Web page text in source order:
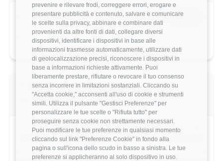
prevenire e rilevare frodi, correggere errori, erogare e
presentare pubblicità e contenuto, salvare e comunicare
le scelte sulla privacy, abbinare e combinare dati
provenienti da altre fonti di dati, collegare diversi
dispositivi, identificare i dispositivi in base alle
informazioni trasmesse automaticamente, utilizzare dati
di geolocalizzazione precisi, riconoscere i dispositivi in
base a informazioni richieste attivamente. Puoi
liberamente prestare, rifiutare o revocare il tuo consenso
senza incorrere in limitazioni sostanziali. Cliccando su
"Accetta cookie," acconsenti all'uso di cookie e strumenti
simili. Utilizza il pulsante "Gestisci Preferenze" per
personalizzare le tue scelte o "Rifiuta tutto" per
proseguire senza cookie non strettamente necessari.
Puoi modificare le tue preferenze in qualsiasi momento
cliccando sul link "Preferenze Cookie" in fondo alla
pagina o sull'icona dello scudo in basso a sinistra. Le tue
preferenze si applicheranno al solo dispositivo in uso.
Buoni Pasto 7€/giorno
Stock Options
Valutazione dettagliata Bip di questo
utente
Work-Life Balance
Crescita Professionale